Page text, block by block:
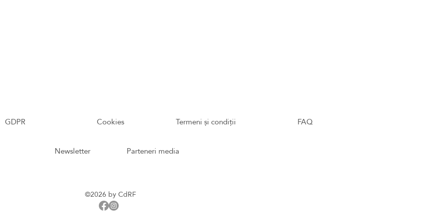
GDPR Cookies Termeni și condiții
Newsletter Parteneri media
FAQ
©2026 by CdRF